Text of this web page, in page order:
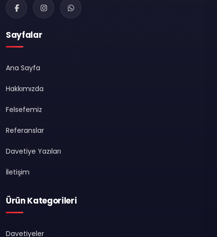
Sayfalar
Ana Sayfa
Hakkımızda
Felsefemiz
Referanslar
Davetiye Yazıları
İletişim
Ürün Kategorileri
Davetiyeler